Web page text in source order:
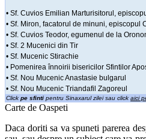
• Sf. Cuvios Emilian Marturisitorul,
• Sf. Miron, facatorul de minuni, episcopul
• Sf. Cuvios Teodor, egumenul de la
• Sf. 2 Mucenici din Tir
• Sf. Mucenic Stirachie
• Pomenirea înnoirii bisericilor Sfintilor
• Sf. Nou Mucenic Anastasie bulgarul
• Sf. Nou Mucenic Triandafil Zagoreul
Click pe sfinti pentru Sinaxarul zilei sau click aici
Carte de Oaspeti
Daca doriti sa va spuneti parerea